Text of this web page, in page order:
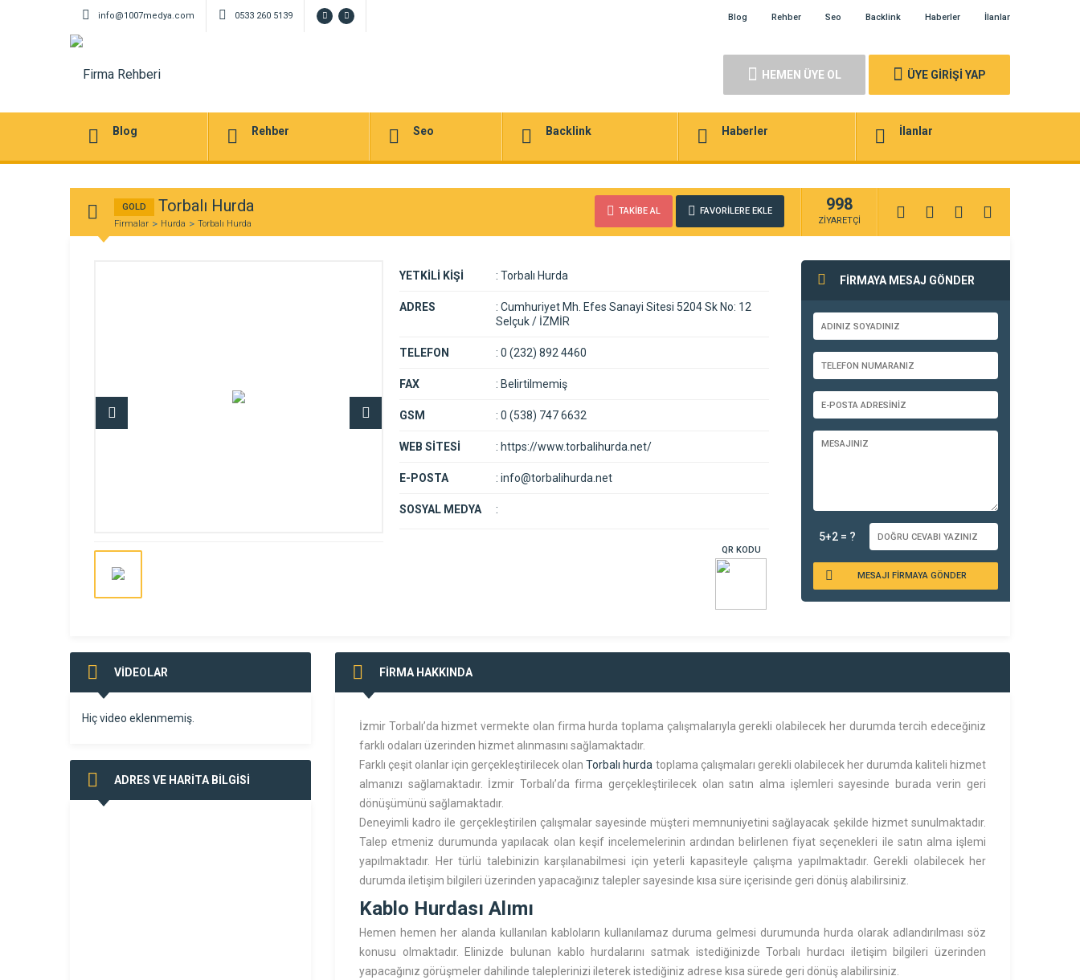
info@1007medya.com 0533 260 5139 Blog Rehber Seo Backlink Haberler İlanlar
HEMEN ÜYE OL ÜYE GİRİŞİ YAP
Blog Rehber Seo Backlink Haberler İlanlar
GOLD Torbalı Hurda
Firmalar Hurda Torbalı Hurda
TAKİBE AL FAVORİLERE EKLE 998
ZİYARETÇİ
YETKİLİ KİŞİ : Torbalı Hurda
ADRES : Cumhuriyet Mh. Efes Sanayi Sitesi 5204 Sk No: 12
Selçuk / İZMİR
TELEFON : 0 (232) 892 4460
FAX : Belirtilmemiş
GSM : 0 (538) 747 6632
WEB SİTESİ : https://www.torbalihurda.net/
E-POSTA : info@torbalihurda.net
SOSYAL MEDYA :
QR KODU
FİRMAYA MESAJ GÖNDER
5+2 = ?
MESAJI FİRMAYA GÖNDER
VİDEOLAR
Hiç video eklenmemiş.
ADRES VE HARİTA BİLGİSİ
FİRMA HAKKINDA
İzmir Torbalı’da hizmet vermekte olan firma hurda toplama çalışmalarıyla gerekli olabilecek her durumda tercih edeceğiniz
farklı odaları üzerinden hizmet alınmasını sağlamaktadır.
Farklı çeşit olanlar için gerçekleştirilecek olanTorbalı hurda toplama çalışmaları gerekli olabilecek her durumda kaliteli hizmet
almanızı sağlamaktadır. İzmir Torbalı’da firma gerçekleştirilecek olan satın alma işlemleri sayesinde burada verin geri
dönüşümünü sağlamaktadır.
Deneyimli kadro ile gerçekleştirilen çalışmalar sayesinde müşteri memnuniyetini sağlayacak şekilde hizmet sunulmaktadır.
Talep etmeniz durumunda yapılacak olan keşif incelemelerinin ardından belirlenen fiyat seçenekleri ile satın alma işlemi
yapılmaktadır. Her türlü talebinizin karşılanabilmesi için yeterli kapasiteyle çalışma yapılmaktadır. Gerekli olabilecek her
durumda iletişim bilgileri üzerinden yapacağınız talepler sayesinde kısa süre içerisinde geri dönüş alabilirsiniz.
Kablo Hurdası Alımı
Hemen hemen her alanda kullanılan kabloların kullanılamaz duruma gelmesi durumunda hurda olarak adlandırılması söz
konusu olmaktadır. Elinizde bulunan kablo hurdalarını satmak istediğinizdeTorbalı hurdacı iletişim bilgileri üzerinden
yapacağınız görüşmeler dahilinde taleplerinizi ileterek istediğiniz adrese kısa sürede geri dönüş alabilirsiniz.